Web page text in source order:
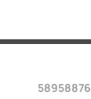
58958876